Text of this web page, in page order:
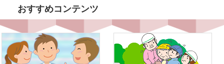
おすすめコンテンツ